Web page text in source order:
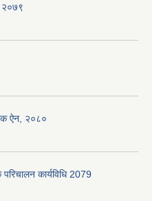
२०७९
ऐन, २०८०
कार्यविधि 2079